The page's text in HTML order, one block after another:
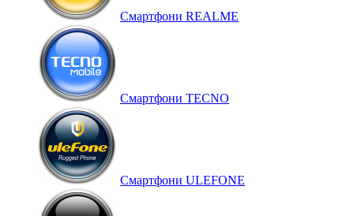
Смартфони REALME
Смартфони TECNO
Смартфони ULEFONE